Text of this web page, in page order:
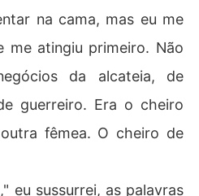
na cama, mas eu me
me atingiu primeiro. Não
da alcateia, de
guerreiro. Era o cheiro
fêmea. O cheiro de
eu sussurrei, as palavras